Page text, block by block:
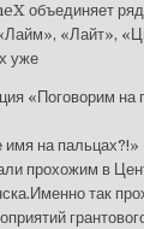
объединяет
«Лайт»,
уже
«Поговорим на
имя на
прохожим в
так